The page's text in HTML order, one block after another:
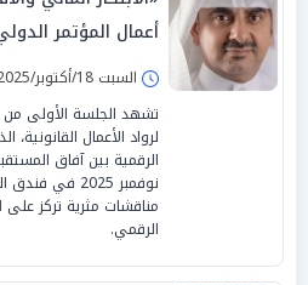
أعمال المؤتمر
السبت 18/أكتوبر/2025 - 06:46 م
تشهد الجلسة الأولى من
لرواد الأعمال
نوفمبر 2025 في
مناقشات مثرية تركز على
الرقمي.